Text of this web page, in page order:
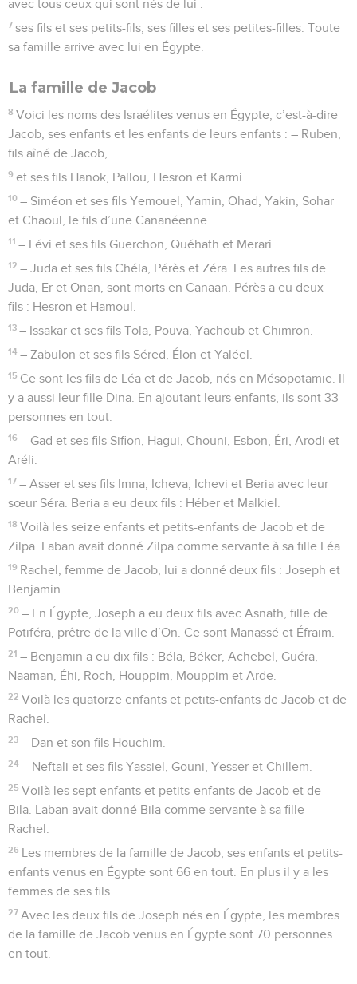
avec tous ceux qui sont nés de lui :
7 ses fils et ses petits-fils, ses filles et ses petites-filles. Toute
sa famille arrive avec lui en Égypte.
La famille de Jacob
8 Voici les noms des Israélites venus en Égypte, c’est-à-dire
Jacob, ses enfants et les enfants de leurs enfants : – Ruben,
fils aîné de Jacob,
9 et ses fils Hanok, Pallou, Hesron et Karmi.
10 – Siméon et ses fils Yemouel, Yamin, Ohad, Yakin, Sohar
et Chaoul, le fils d’une Cananéenne.
11 – Lévi et ses fils Guerchon, Quéhath et Merari.
12 – Juda et ses fils Chéla, Pérès et Zéra. Les autres fils de
Juda, Er et Onan, sont morts en Canaan. Pérès a eu deux
fils : Hesron et Hamoul.
13 – Issakar et ses fils Tola, Pouva, Yachoub et Chimron.
14 – Zabulon et ses fils Séred, Élon et Yaléel.
15 Ce sont les fils de Léa et de Jacob, nés en Mésopotamie. Il
y a aussi leur fille Dina. En ajoutant leurs enfants, ils sont 33
personnes en tout.
16 – Gad et ses fils Sifion, Hagui, Chouni, Esbon, Éri, Arodi et
Aréli.
17 – Asser et ses fils Imna, Icheva, Ichevi et Beria avec leur
sœur Séra. Beria a eu deux fils : Héber et Malkiel.
18 Voilà les seize enfants et petits-enfants de Jacob et de
Zilpa. Laban avait donné Zilpa comme servante à sa fille Léa.
19 Rachel, femme de Jacob, lui a donné deux fils : Joseph et
Benjamin.
20 – En Égypte, Joseph a eu deux fils avec Asnath, fille de
Potiféra, prêtre de la ville d’On. Ce sont Manassé et Éfraïm.
21 – Benjamin a eu dix fils : Béla, Béker, Achebel, Guéra,
Naaman, Éhi, Roch, Houppim, Mouppim et Arde.
22 Voilà les quatorze enfants et petits-enfants de Jacob et de
Rachel.
23 – Dan et son fils Houchim.
24 – Neftali et ses fils Yassiel, Gouni, Yesser et Chillem.
25 Voilà les sept enfants et petits-enfants de Jacob et de
Bila. Laban avait donné Bila comme servante à sa fille
Rachel.
26 Les membres de la famille de Jacob, ses enfants et petits-
enfants venus en Égypte sont 66 en tout. En plus il y a les
femmes de ses fils.
27 Avec les deux fils de Joseph nés en Égypte, les membres
de la famille de Jacob venus en Égypte sont 70 personnes
en tout.